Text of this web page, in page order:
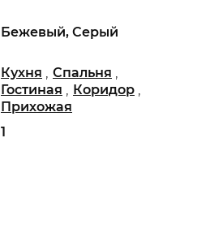
1
Бежевый, Серый
Кухня , Спальня ,
Гостиная , Коридор ,
Прихожая